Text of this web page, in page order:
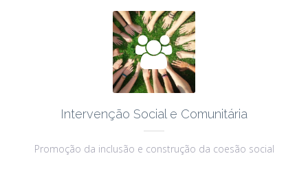

Intervenção Social e Comunitária
Promoção da inclusão e construção da coesão social